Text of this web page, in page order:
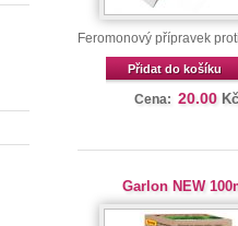
Feromonový přípravek
Přidat do košíku
Cena: 20.00 Kč
Garlon NEW